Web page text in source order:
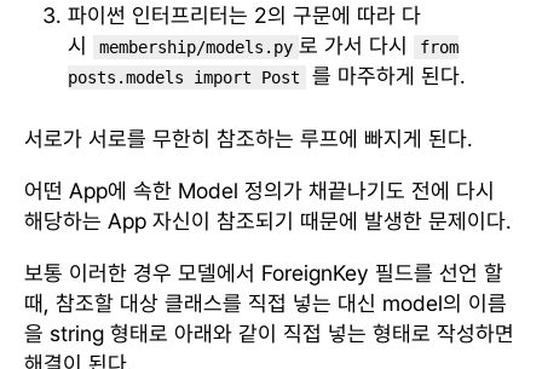
파이썬 인터프리터는 2의 구문에 따라 다
시
membership/models.py 로 가서 다시
from
posts.models import Post
를 마주하게 된다.
서로가 서로를 무한히 참조하는 루프에 빠지게 된다.
어떤 App에 속한 Model 정의가 채끝나기도 전에 다시
해당하는 App 자신이 참조되기 때문에 발생한 문제이다.
보통 이러한 경우 모델에서 ForeignKey 필드를 선언 할
때, 참조할 대상 클래스를 직접 넣는 대신 model의 이름
을 string 형태로 아래와 같이 직접 넣는 형태로 작성하면
해결이 된다.